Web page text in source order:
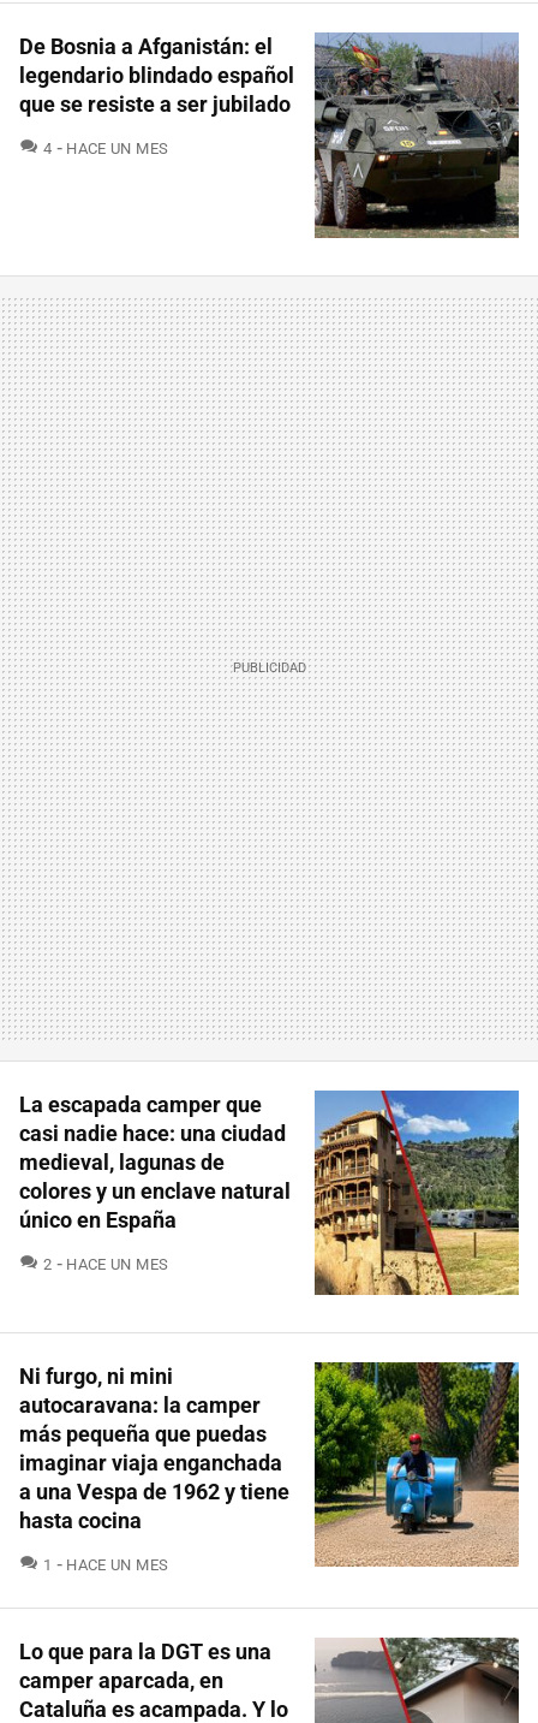
De Bosnia a Afganistán: el
legendario blindado español
que se resiste a ser jubilado
4 COMENTARIOS
HACE UN MES
La escapada camper que
casi nadie hace: una ciudad
medieval, lagunas de
colores y un enclave natural
único en España
2 COMENTARIOS
HACE UN MES
Ni furgo, ni mini
autocaravana: la camper
más pequeña que puedas
imaginar viaja enganchada
a una Vespa de 1962 y tiene
hasta cocina
1 COMENTARIOS
HACE UN MES
Lo que para la DGT es una
camper aparcada, en
Cataluña es acampada. Y lo